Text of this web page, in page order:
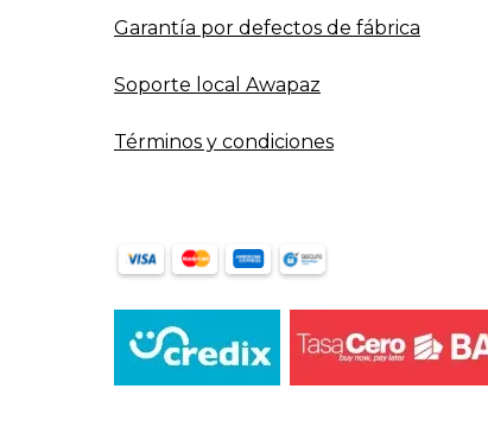
Garantía por defectos de fábrica
Soporte local Awapaz
Términos y condiciones